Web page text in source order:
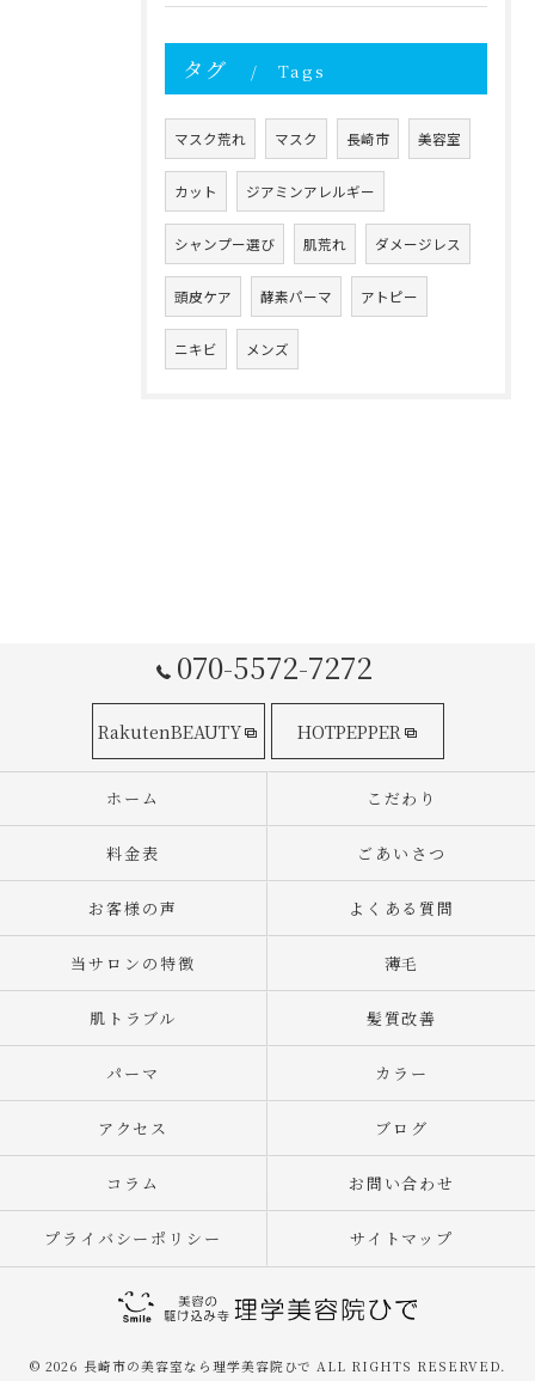
タグ Tags
マスク荒れ マスク 長崎市 美容室
カット ジアミンアレルギー
シャンプー選び 肌荒れ ダメージレス
頭皮ケア 酵素パーマ アトピー
ニキビ メンズ
070-5572-7272
RakutenBEAUTY HOTPEPPER
ホーム こだわり
料金表 ごあいさつ
お客様の声 よくある質問
当サロンの特徴 薄毛
肌トラブル 髪質改善
パーマ カラー
アクセス ブログ
コラム お問い合わせ
プライバシーポリシー サイトマップ
© 2026 長崎市の美容室なら理学美容院ひで ALL RIGHTS RESERVED.